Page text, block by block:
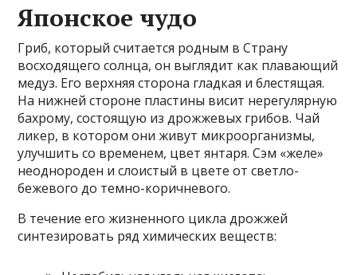
Японское чудо
Гриб, который считается родным в Страну
восходящего солнца, он выглядит как плавающий
медуз. Его верхняя сторона гладкая и блестящая.
На нижней стороне пластины висит нерегулярную
бахрому, состоящую из дрожжевых грибов. Чай
ликер, в котором они живут микроорганизмы,
улучшить со временем, цвет янтаря. Сэм «желе»
неоднороден и слоистый в цвете от светло-
бежевого до темно-коричневого.
В течение его жизненного цикла дрожжей
синтезировать ряд химических веществ: